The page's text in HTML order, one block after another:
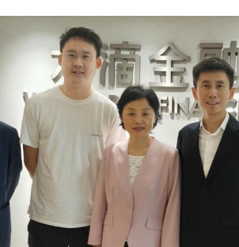
登入或註冊
歡迎您加入《旭時報》
掌握國際政經脈動
參與下一波全球科技革命
輸入 Email 驗證碼
請輸入發送到的驗證碼
(十分鐘內有效)